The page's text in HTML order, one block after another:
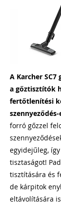
A Karcher
a gőztisztítók
fertőtlenítési
forró gőzzel
egyidejűleg,
tisztaságot!
tisztítására és
de kárpitok
eltávolítására